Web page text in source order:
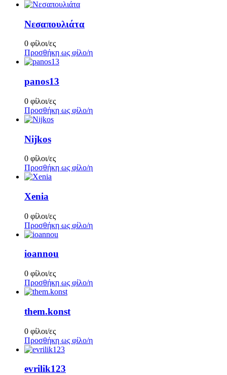
Νεσαπουλιάτα
0 φίλοι/ες
Προσθήκη ως φίλο/η
panos13
0 φίλοι/ες
Προσθήκη ως φίλο/η
Nijkos
0 φίλοι/ες
Προσθήκη ως φίλο/η
Xenia
0 φίλοι/ες
Προσθήκη ως φίλο/η
ioannou
0 φίλοι/ες
Προσθήκη ως φίλο/η
them.konst
0 φίλοι/ες
Προσθήκη ως φίλο/η
evrilik123